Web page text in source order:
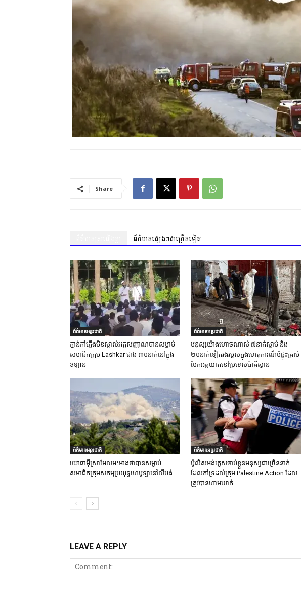
Share
ព័ត៌មានផ្សេងៗជាច្រើនទៀត
ព័ត៌មានអន្តរជាតិ
ក្មាន់កាំភ្លើងមិនស្គាល់អត្តសញ្ញាណបានសម្លាប់
សមាជិកក្រុម Lashkar ជាង ៣០នាក់នៅក្នុង
ឧទ្យាន
ព័ត៌មានអន្តរជាតិ
មនុស្សយ៉ាងហោចណាស់ ៧នាក់ស្លាប់ និង
២០នាក់ទៀតរងរបួសក្នុងហេតុការណ៍បំផ្ទុះគ្រាប់
បែកអត្តឃាតនៅប្រទេសប៉ាគីស្ថាន
ព័ត៌មានអន្តរជាតិ
យោធាអ៊ីស្រាអែលអះអាងថាបានសម្លាប់
សមាជិកក្រុមសកម្មប្រយុទ្ធហេបូឡានៅលីបង់
ព័ត៌មានអន្តរជាតិ
ប៉ូលិសអង់គ្លេសចាប់ខ្លួនមនុស្សជាច្រើននាក់
ដែលគាំទ្រដល់ក្រុម Palestine Action ដែល
ត្រូវបានហាមឃាត់
LEAVE A REPLY